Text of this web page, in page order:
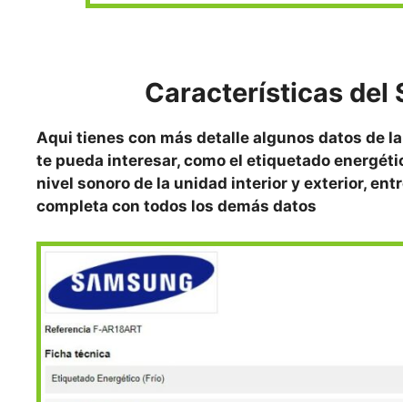
Característicasdel
Aqui tienes con más detalle algunos datos de
te pueda interesar, como el etiquetado
nivel sonoro de la unidad interior y exterior,
completa con todos los demás datos